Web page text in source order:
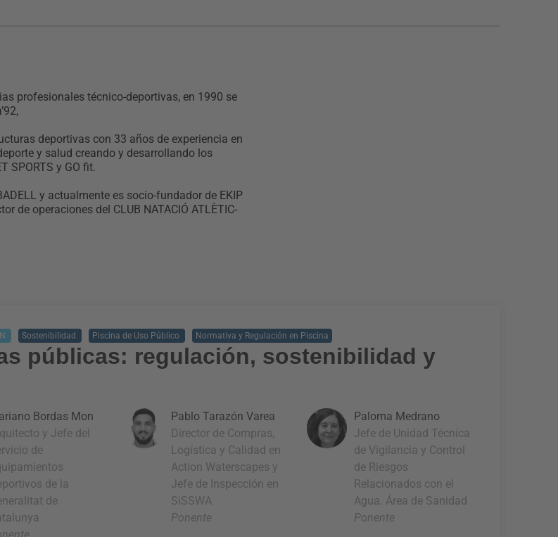
profesionales técnico-deportivas, en 1990 se
deportivas con 33 años de experiencia en
y salud creando y desarrollando los
SPORTS y GO fit.
y actualmente es socio-fundador de EKIP
de operaciones del CLUB NATACIÓ ATLÈTIC-
Sostenibilidad Piscina de Uso Público Normativa y Regulación en Piscina
públicas: regulación, sostenibilidad y
Pablo Tarazón Varea
Director de Compras,
Logística y Calidad en
Action Waterscapes y
Jefe de Inspección en
SiSSWA
Ponente
Bordas Mon
y Jefe del
de
de la
de
Paloma Medrano
Jefe de Unidad Técnica
de Vigilancia y Control
de Riesgos
Relacionados con el
Agua. Área de Sanidad
Ponente